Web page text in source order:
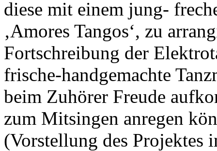
diese mit einem jung-
‚Amores Tangos‘, zu
Fortschreibung der
frische-handgemachte
beim Zuhörer Freude
zum Mitsingen anregen
(Vorstellung des Projektes